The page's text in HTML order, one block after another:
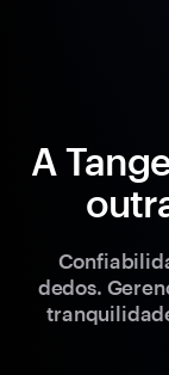
A
dedos.